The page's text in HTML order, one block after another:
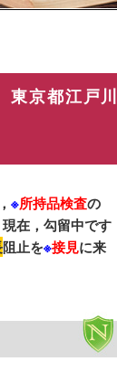
京都江戸川
※所持品検査の
在，勾留中です
阻止を※接見に来